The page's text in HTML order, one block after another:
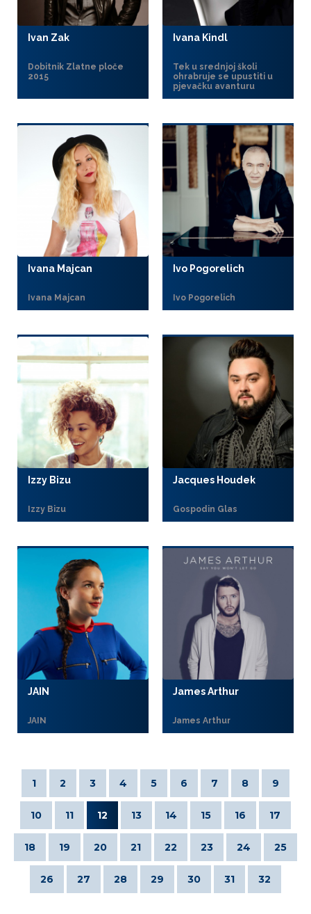
Ivan Zak
Dobitnik Zlatne ploče
2015
Ivana Kindl
Tek u srednjoj školi
ohrabruje se upustiti u
pjevačku avanturu
Ivana Majcan
Ivana Majcan
Ivo Pogorelich
Ivo Pogorelich
Izzy Bizu
Izzy Bizu
Jacques Houdek
Gospodin Glas
JAIN
JAIN
James Arthur
James Arthur
1 2 3 4 5 6 7 8 9
10 11 12 13 14 15 16 17
18 19 20 21 22 23 24 25
26 27 28 29 30 31 32